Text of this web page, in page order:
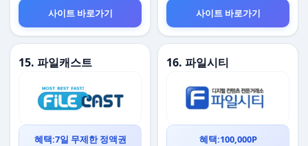
사이트 바로가기
사이트 바로가기
15. 파일캐스트
혜택:7일 무제한 정액권
16. 파일시티
혜택:100,000P